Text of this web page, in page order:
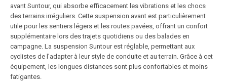
avant Suntour, qui absorbe efficacement les vibrations et les chocs
des terrains irréguliers. Cette suspension avant est particulièrement
utile pour les sentiers légers et les routes pavées, offrant un confort
supplémentaire lors des trajets quotidiens ou des balades en
campagne. La suspension Suntour est réglable, permettant aux
cyclistes de l’adapter à leur style de conduite et au terrain. Grâce à cet
équipement, les longues distances sont plus confortables et moins
fatigantes.